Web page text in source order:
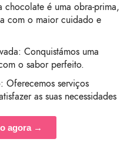
chocolate é uma obra-prima,
com o maior cuidado e
Conquistámos uma
o sabor perfeito.
Oferecemos serviços
as suas necessidades
agora →